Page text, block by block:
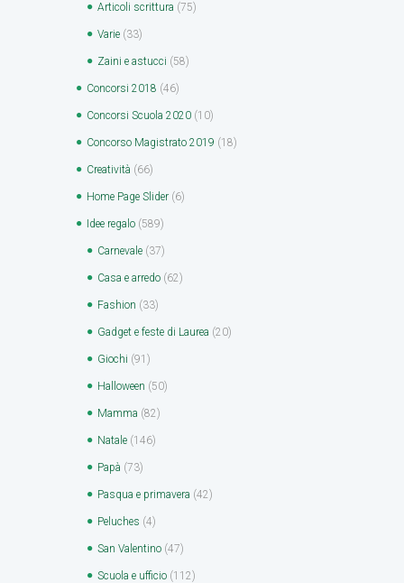
Articoli scrittura (75)
Varie (33)
Zaini e astucci (58)
Concorsi 2018 (46)
Concorsi Scuola 2020 (10)
Concorso Magistrato 2019 (18)
Creatività (66)
Home Page Slider (6)
Idee regalo (589)
Carnevale (37)
Casa e arredo (62)
Fashion (33)
Gadget e feste di Laurea (20)
Giochi (91)
Halloween (50)
Mamma (82)
Natale (146)
Papà (73)
Pasqua e primavera (42)
Peluches (4)
San Valentino (47)
Scuola e ufficio (112)